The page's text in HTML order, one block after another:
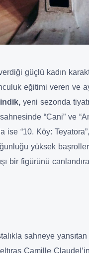
güçlü kadın
eğitimi veren ve
yeni sezonda
“Cani” ve
“10. Köy:
yüksek
bir figürünü
sahneye
Camille